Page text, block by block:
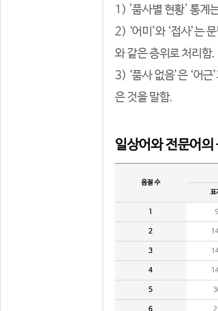
1) '품사별 현황' 통계
2) ‘어미’와 ‘접사’는
와 같은 층위로 처리함.
3) ‘품사 없음’은 ‘어
은 것을 말함.
일상어와 전문어의
음절 수
표
1
2
3
4
5
6